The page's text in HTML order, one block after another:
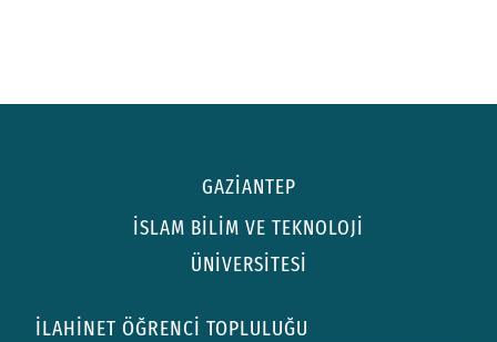
GAZİANTEP
İSLAM BİLİM VE TEKNOLOJİ
ÜNİVERSİTESİ
İLAHİNET ÖĞRENCİ TOPLULUĞU